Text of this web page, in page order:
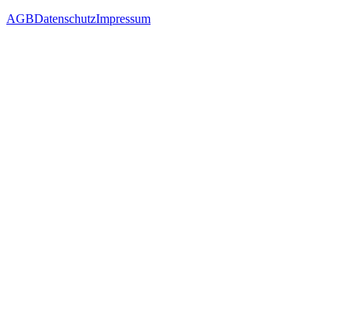
AGBDatenschutzImpressum